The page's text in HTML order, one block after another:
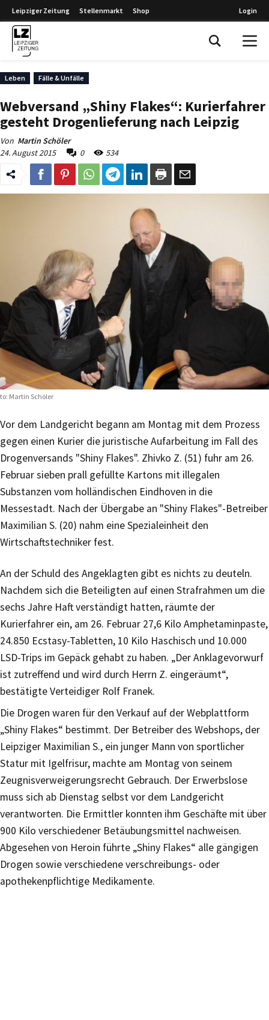
Leipziger Zeitung Stellenmarkt Shop Login
Leben Fälle & Unfälle
Webversand „Shiny Flakes“: Kurierfahrer
gesteht Drogenlieferung nach Leipzig
Von Martin Schöler
24. August 2015
0 534
Martin Schöler
Vor dem Landgericht begann am Montag mit dem Prozess
gegen einen Kurier die juristische Aufarbeitung im Fall des
Drogenversands "Shiny Flakes". Zhivko Z. (51) fuhr am 26.
Februar sieben prall gefüllte Kartons mit illegalen
Substanzen vom holländischen Eindhoven in die
Messestadt. Nach der Übergabe an "Shiny Flakes"-Betreiber
Maximilian S. (20) nahm eine Spezialeinheit den
Wirtschaftstechniker fest.
An der Schuld des Angeklagten gibt es nichts zu deuteln.
Nachdem sich die Beteiligten auf einen Strafrahmen um die
sechs Jahre Haft verständigt hatten, räumte der
Kurierfahrer ein, am 26. Februar 27,6 Kilo Amphetaminpaste,
24.850 Ecstasy-Tabletten, 10 Kilo Haschisch und 10.000
LSD-Trips im Gepäck gehabt zu haben. „Der Anklagevorwurf
ist zutreffend und wird durch Herrn Z. eingeräumt“,
bestätigte Verteidiger Rolf Franek.
Die Drogen waren für den Verkauf auf der Webplattform
„Shiny Flakes“ bestimmt. Der Betreiber des Webshops, der
Leipziger Maximilian S., ein junger Mann von sportlicher
Statur mit Igelfrisur, machte am Montag von seinem
Zeugnisverweigerungsrecht Gebrauch. Der Erwerbslose
muss sich ab Dienstag selbst vor dem Landgericht
verantworten. Die Ermittler konnten ihm Geschäfte mit über
900 Kilo verschiedener Betäubungsmittel nachweisen.
Abgesehen von Heroin führte „Shiny Flakes“ alle gängigen
Drogen sowie verschiedene verschreibungs- oder
apothekenpflichtige Medikamente.